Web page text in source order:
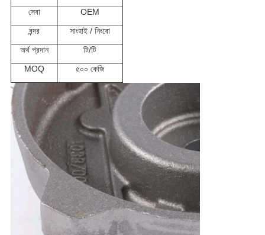
সেবা
OEM
বন্দর
সাংহাই / নিংবো
অর্থ প্রদান
টি/টি
MOQ
৫০০ কেজি